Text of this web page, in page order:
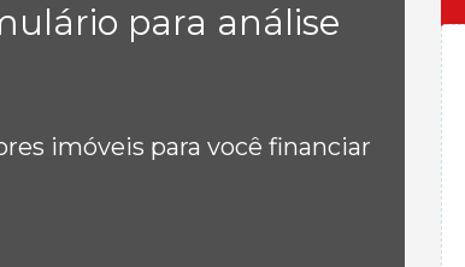
para análise
imóveis para você financiar